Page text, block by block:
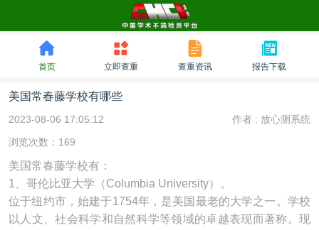
首页 立即查重 查重资讯 报告下载
美国常春藤学校有哪些
2023-08-06 17:05:12 作者 : 放心测系统
浏览次数：169
美国常春藤学校有：
1、哥伦比亚大学（Columbia University）。
位于纽约市，始建于1754年，是美国最老的大学之一。学校
以人文、社会科学和自然科学等领域的卓越表现而著称。现